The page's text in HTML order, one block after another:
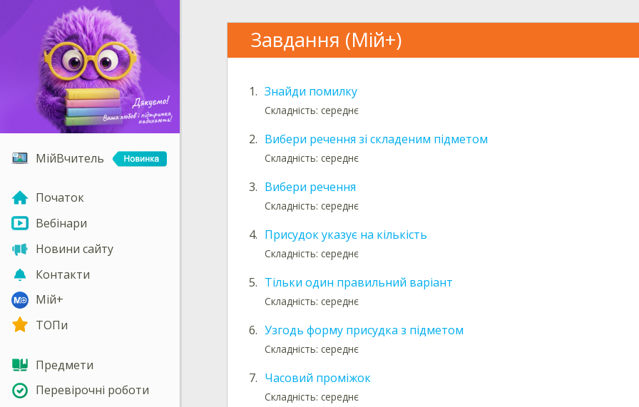
МійВчитель
Початок
Вебінари
Новини сайту
Контакти
Мій+
ТОПи
Предмети
Перевірочні роботи
Завдання (Мій+)
1. Знайди помилку
Складність: середнє
2. Вибери речення зі складеним підметом
Складність: середнє
3. Вибери речення
Складність: середнє
4. Присудок указує на кількість
Складність: середнє
5. Тільки один правильний варіант
Складність: середнє
6. Узгодь форму присудка з підметом
Складність: середнє
7. Часовий проміжок
Складність: середнє